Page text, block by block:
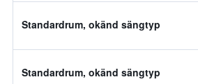
Standardrum, okänd sängtyp
Standardrum, okänd sängtyp